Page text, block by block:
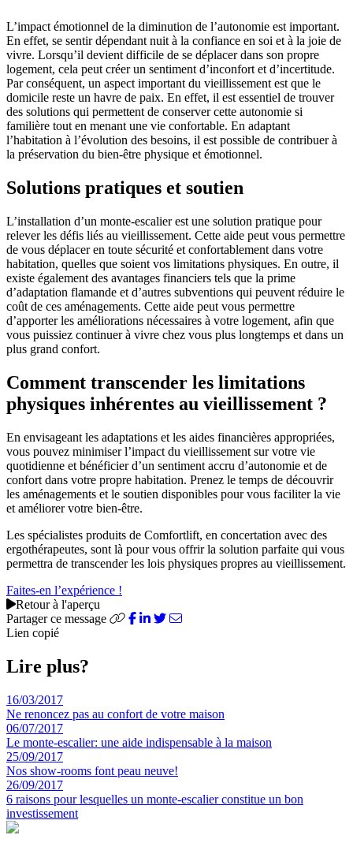
L’impact émotionnel de la diminution de l’autonomie est important.
En effet, se sentir dépendant nuit à la confiance en soi et à la joie de
vivre. Lorsqu’il devient difficile de se déplacer dans son propre
logement, cela peut créer un sentiment d’inconfort et d’incertitude.
Par conséquent, un aspect important du vieillissement est que le
domicile reste un havre de paix. En effet, il est essentiel de trouver
des solutions qui permettent de conserver cette autonomie si
familière tout en menant une vie confortable. En adaptant
l’habitation à l’évolution des besoins, il est possible de contribuer à
la préservation du bien-être physique et émotionnel.
Solutions pratiques et soutien
L’installation d’un monte-escalier est une solution pratique pour
relever les défis liés au vieillissement. Cette aide peut vous permettre
de vous déplacer en toute sécurité et confortablement dans votre
habitation, quelles que soient vos limitations physiques. En outre, il
existe également des avantages financiers tels que la prime
d’adaptation flamande et d’autres subventions qui peuvent réduire le
coût de ces aménagements. Cette aide peut vous permettre
d’apporter les améliorations nécessaires à votre logement, afin que
vous puissiez continuer à vivre chez vous plus longtemps et dans un
plus grand confort.
Comment transcender les limitations
physiques inhérentes au vieillissement ?
En envisageant les adaptations et les aides financières appropriées,
vous pouvez minimiser l’impact du vieillissement sur votre vie
quotidienne et bénéficier d’un sentiment accru d’autonomie et de
confort dans votre propre habitation. Prenez le temps de découvrir
les aménagements et le soutien disponibles pour vous faciliter la vie
et améliorer votre bien-être.
Les spécialistes produits de Comfortlift, en concertation avec des
ergothérapeutes, sont là pour vous offrir la solution parfaite qui vous
permettra de transcender les lois physiques propres au vieillissement.
Faites-en l’expérience !
Retour à l'aperçu
Partager ce message
Lien copié
Lire plus?
16/03/2017
Ne renoncez pas au confort de votre maison
06/07/2017
Le monte-escalier: une aide indispensable à la maison
25/09/2017
Nos show-rooms font peau neuve!
26/09/2017
6 raisons pour lesquelles un monte-escalier constitue un bon
investissement